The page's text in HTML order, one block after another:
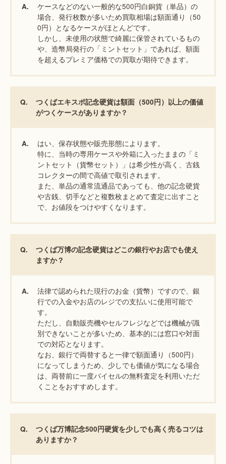
A.
ケースなどのない一般的な500円白銅貨（単品）の
場合、発行枚数が多いため買取相場は額面通り（50
0円）となるケースがほとんどです。
しかし、未使用の状態で綺麗に保管されているもの
や、造幣局発行の「ミントセット」であれば、額面
を超えるプレミア価格での買取が期待できます。
Q.
つくばエキスポ記念硬貨は額面（500円）以上の価値
がつくケースがありますか？
A.
はい、保存状態や販売形態によります。
特に、当時の専用ケースや外箱に入ったままの「ミ
ントセット（貨幣セット）」は希少性が高く、古銭
コレクターの間で高値で取引されます。
また、単品の通常流通品であっても、他の記念硬貨
や古銭、切手などと複数枚まとめて査定に出すこと
で、お値段をつけやすくなります。
Q.
つくば万博の記念硬貨はどこの銀行やお店でも使え
ますか？
A.
法律で認められた現行のお金（貨幣）ですので、銀
行での入金やお店のレジでの支払いに使用可能で
す。
ただし、自動販売機やセルフレジなどでは機械が識
別できないことが多いため、基本的には窓口や対面
での対応となります。
なお、銀行で両替すると一律で額面通り（500円）
になってしまうため、少しでも価値が気になる場合
は、両替前に一度バイセルの無料査定を利用いただ
くことをおすすめします。
Q.
つくば万博記念500円硬貨を少しでも高く売るコツは
ありますか？